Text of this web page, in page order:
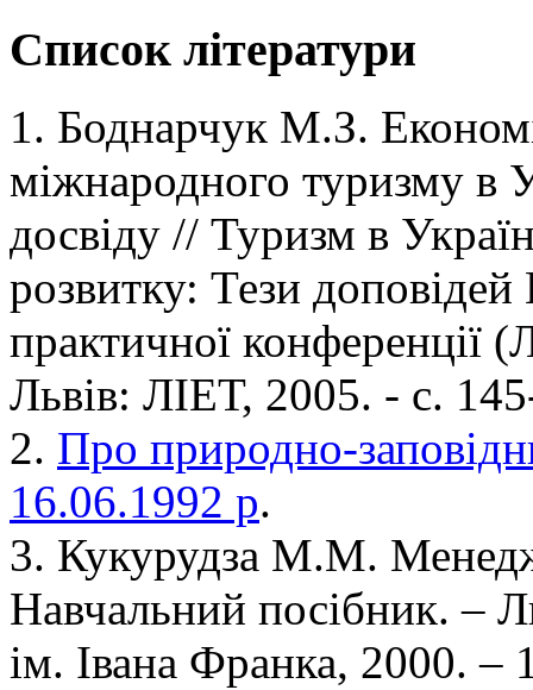
Список літератури
1. Боднарчук М.З.
міжнародного туризму в
досвіду // Туризм в
розвитку: Тези доповідей
практичної конференції
Львів: ЛІЕТ, 2005. - с.
2. Про природно-
16.06.1992 р.
3. Кукурудза М.М.
Навчальний посібник. –
ім. Івана Франка, 2000. –